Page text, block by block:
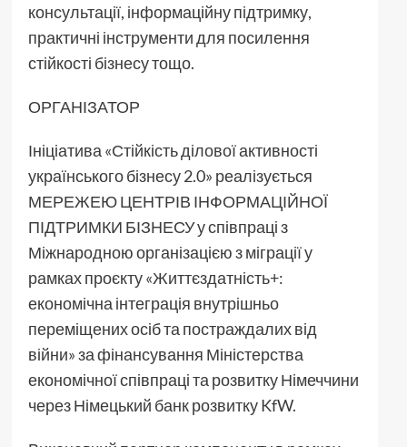
консультації, інформаційну підтримку,
практичні інструменти для посилення
стійкості бізнесу тощо.
ОРГАНІЗАТОР
Ініціатива «Стійкість ділової активності
українського бізнесу 2.0» реалізується
МЕРЕЖЕЮ ЦЕНТРІВ ІНФОРМАЦІЙНОЇ
ПІДТРИМКИ БІЗНЕСУ у співпраці з
Міжнародною організацією з міграції у
рамках проєкту «Життєздатність+:
економічна інтеграція внутрішньо
переміщених осіб та постраждалих від
війни» за фінансування Міністерства
економічної співпраці та розвитку Німеччини
через Німецький банк розвитку KfW.